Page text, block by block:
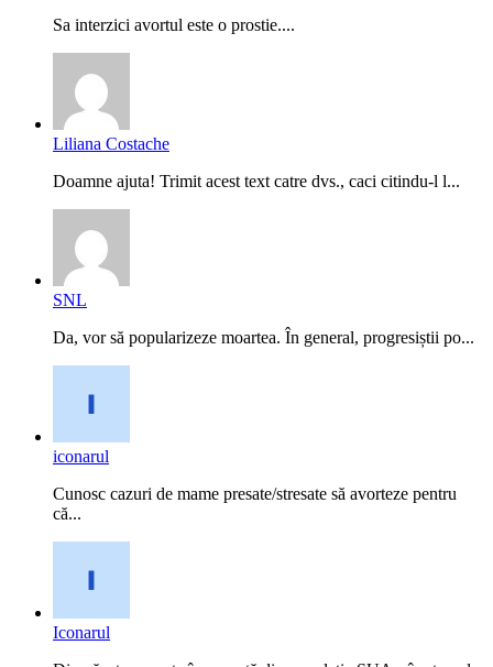
Sa interzici avortul este o prostie....
Liliana Costache
Doamne ajuta! Trimit acest text catre dvs., caci citindu-l l...
SNL
Da, vor să popularizeze moartea. În general, progresiștii po...
iconarul
Cunosc cazuri de mame presate/stresate să avorteze pentru
că...
Iconarul